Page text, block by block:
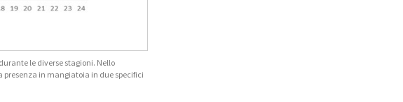
le diverse stagioni. Nello
presenza in mangiatoia in due specifici